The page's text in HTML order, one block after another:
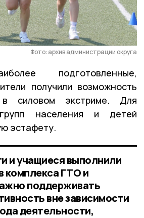
Фото: архив администрации округа
подготовленные,
получили возможность
в силовом экстриме. Для
населения и детей
эстафету.
и учащиеся выполнили
комплекса ГТО и
поддерживать
вне зависимости
деятельности,